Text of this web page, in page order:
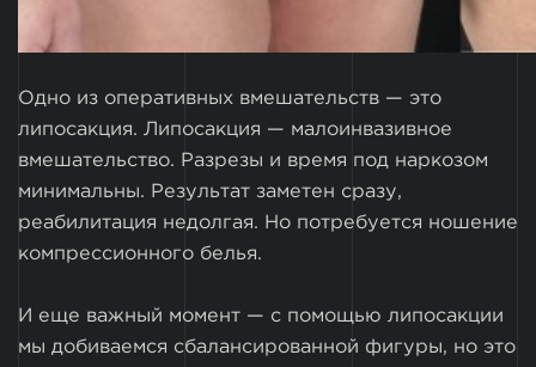
Одно из оперативных вмешательств — это
липосакция. Липосакция — малоинвазивное
вмешательство. Разрезы и время под наркозом
минимальны. Результат заметен сразу,
реабилитация недолгая. Но потребуется ношение
компрессионного белья.
И еще важный момент — с помощью липосакции
мы добиваемся сбалансированной фигуры, но это